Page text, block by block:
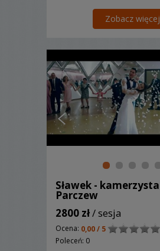
Zobacz więcej
Sławek - kamerzysta
Parczew
2800 zł/ sesja
Ocena: 0,00 / 5
Poleceń: 0